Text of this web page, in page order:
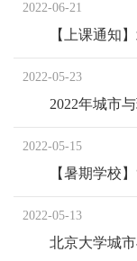
2022-06-21
【上课通知
2022：环境
2022-05-23
2022年城市
2022-05-15
【暑期学校
程模拟、环
2022-05-13
北京大学城